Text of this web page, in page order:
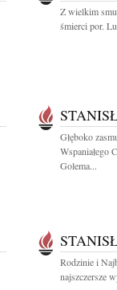
Z wielkim
śmierci por.
Głęboko
Wspaniałego
Golema...
Rodzinie i
najszczersze